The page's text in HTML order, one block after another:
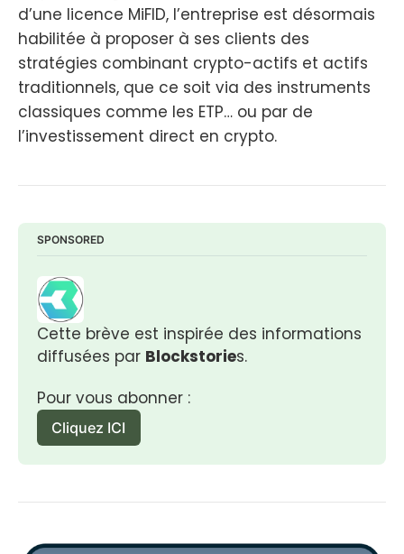
d’une licence MiFID, l’entreprise est désormais
habilitée à proposer à ses clients des
stratégies combinant crypto-actifs et actifs
traditionnels, que ce soit via des instruments
classiques comme les ETP… ou par de
l’investissement direct en crypto.
SPONSORED
Cette brève est inspirée des informations
diffusées par Blockstories.
Pour vous abonner :
Cliquez ICI